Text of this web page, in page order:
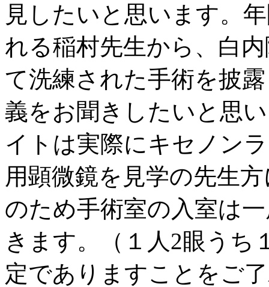
見したいと思います。
れる稲村先生から、白
て洗練された手術を披
義をお聞きしたいと思
イトは実際にキセノン
用顕微鏡を見学の先生
のため手術室の入室は
きます。（１人2眼うち
定でありますことをご